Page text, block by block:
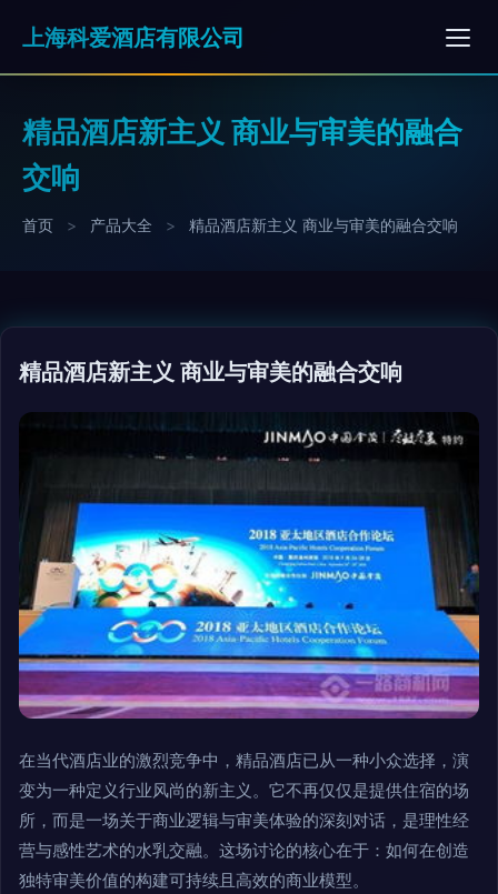
上海科爱酒店有限公司
精品酒店新主义 商业与审美的融合
交响
首页 > 产品大全 > 精品酒店新主义 商业与审美的融合交响
精品酒店新主义 商业与审美的融合交响
在当代酒店业的激烈竞争中，精品酒店已从一种小众选择，演
变为一种定义行业风尚的新主义。它不再仅仅是提供住宿的场
所，而是一场关于商业逻辑与审美体验的深刻对话，是理性经
营与感性艺术的水乳交融。这场讨论的核心在于：如何在创造
独特审美价值的构建可持续且高效的商业模型。